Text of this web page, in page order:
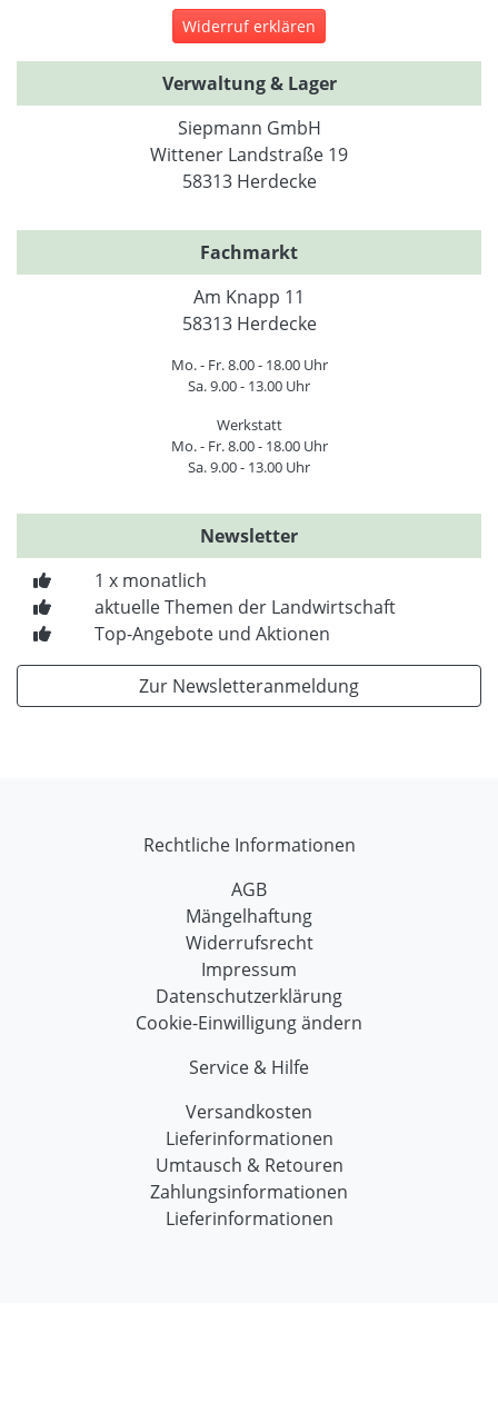
Widerruf erklären
Verwaltung & Lager
Siepmann GmbH
Wittener Landstraße 19
58313 Herdecke
Fachmarkt
Am Knapp 11
58313 Herdecke
Mo. - Fr. 8.00 - 18.00 Uhr
Sa. 9.00 - 13.00 Uhr
Werkstatt
Mo. - Fr. 8.00 - 18.00 Uhr
Sa. 9.00 - 13.00 Uhr
Newsletter
1 x monatlich
aktuelle Themen der Landwirtschaft
Top-Angebote und Aktionen
Zur Newsletteranmeldung
Rechtliche Informationen
AGB
Mängelhaftung
Widerrufsrecht
Impressum
Datenschutzerklärung
Cookie-Einwilligung ändern
Service & Hilfe
Versandkosten
Lieferinformationen
Umtausch & Retouren
Zahlungsinformationen
Lieferinformationen